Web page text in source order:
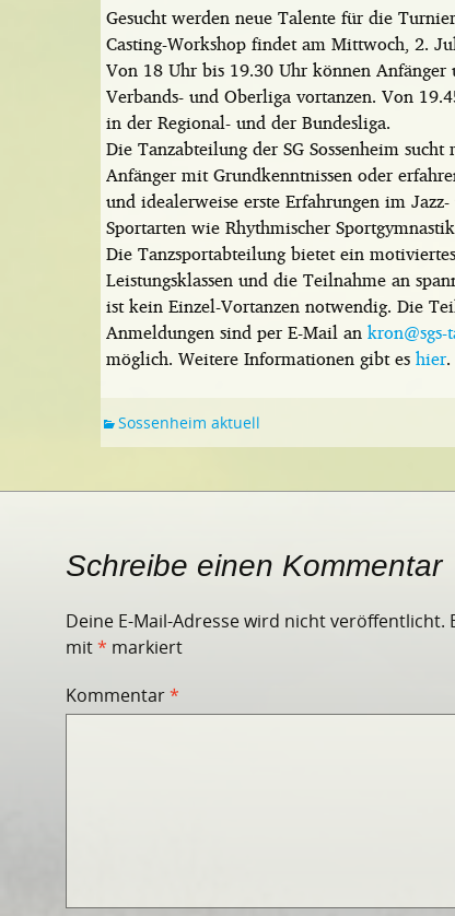
Gesucht werden neue Talente für die
Casting-Workshop findet am Mittwoch, 2.
Von 18 Uhr bis 19.30 Uhr könnenAnfänger
Verbands- und Oberliga vortanzen. Von
in der Regional- und der Bundesliga.
Die Tanzabteilung der SG Sossenheim
Anfänger mit Grundkenntnissen oder
und idealerweise erste Erfahrungen im
Sportarten wie Rhythmischer
Die Tanzsportabteilung bietet ein
Leistungsklassen und die Teilnahme an
ist kein Einzel-Vortanzen notwendig. Die
Anmeldungen sind per E-Mail an
möglich. Weitere Informationen gibt eshier.
Sossenheim aktuell
Schreibe einen Kommentar
Deine E-Mail-Adresse wird nicht veröffentlicht.
mit* markiert
Kommentar*